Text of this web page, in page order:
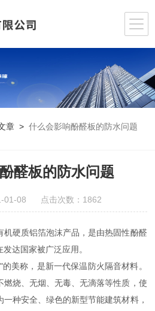
章 >什么会影响酚醛板的防水问题
醛板的防水问题
01-08 点击次数：1862
硬质铝箔泡沫产品，是由热固性酚醛
达国家被广泛应用。
称，是新一代保温防火隔音材料。
烧、无烟、无毒、无滴落等性质，使
种安全、绿色的新型节能建筑材料，